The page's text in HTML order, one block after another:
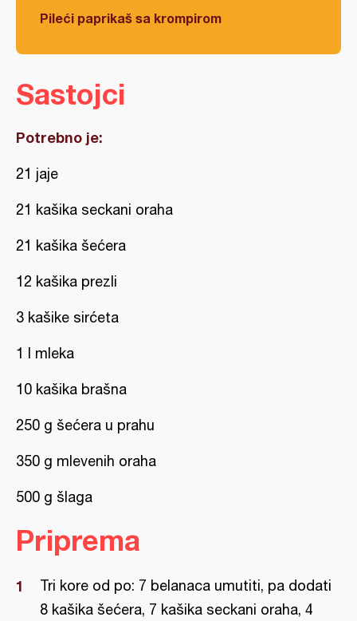
Pileći paprikaš sa krompirom
Sastojci
Potrebno je:
21 jaje
21 kašika seckani oraha
21 kašika šećera
12 kašika prezli
3 kašike sirćeta
1 l mleka
10 kašika brašna
250 g šećera u prahu
350 g mlevenih oraha
500 g šlaga
Priprema
Tri kore od po: 7 belanaca umutiti, pa dodati
8 kašika šećera, 7 kašika seckani oraha, 4